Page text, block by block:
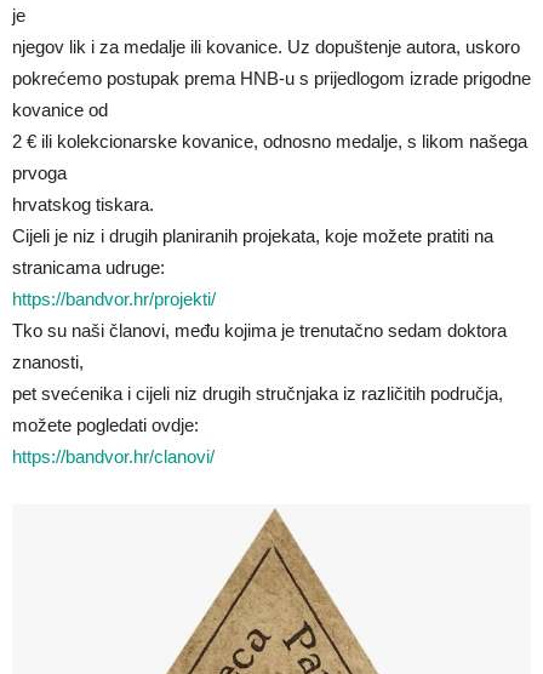
je
njegov lik i za medalje ili kovanice. Uz dopuštenje autora, uskoro
pokrećemo postupak prema HNB-u s prijedlogom izrade prigodne
kovanice od
2 € ili kolekcionarske kovanice, odnosno medalje, s likom našega
prvoga
hrvatskog tiskara.
Cijeli je niz i drugih planiranih projekata, koje možete pratiti na
stranicama udruge:
https://bandvor.hr/projekti/
Tko su naši članovi, među kojima je trenutačno sedam doktora
znanosti,
pet svećenika i cijeli niz drugih stručnjaka iz različitih područja,
možete pogledati ovdje:
https://bandvor.hr/clanovi/